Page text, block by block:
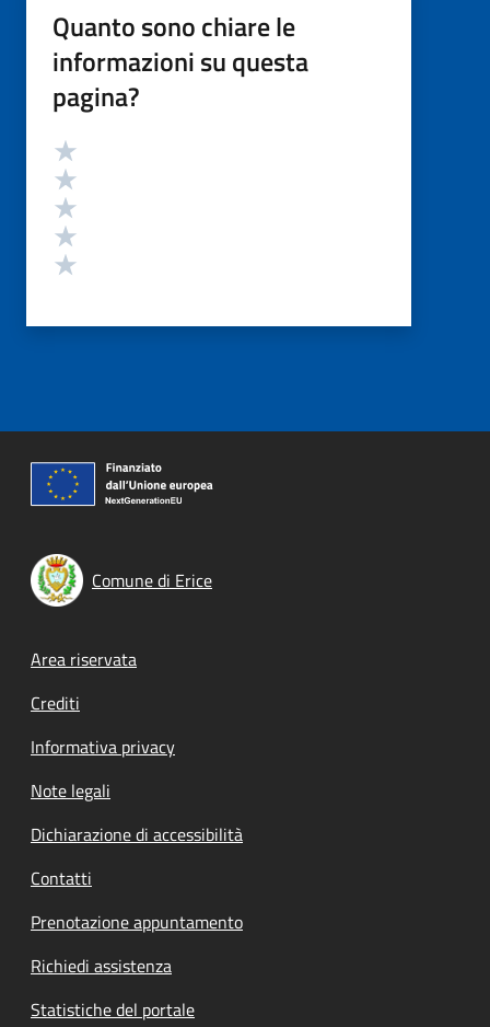
Quanto sono chiare le
informazioni su questa
pagina?
Valutazione
Comune di Erice
Footer menu
Area riservata
Crediti
Informativa privacy
Note legali
Dichiarazione di accessibilità
Contatti
Prenotazione appuntamento
Richiedi assistenza
Statistiche del portale